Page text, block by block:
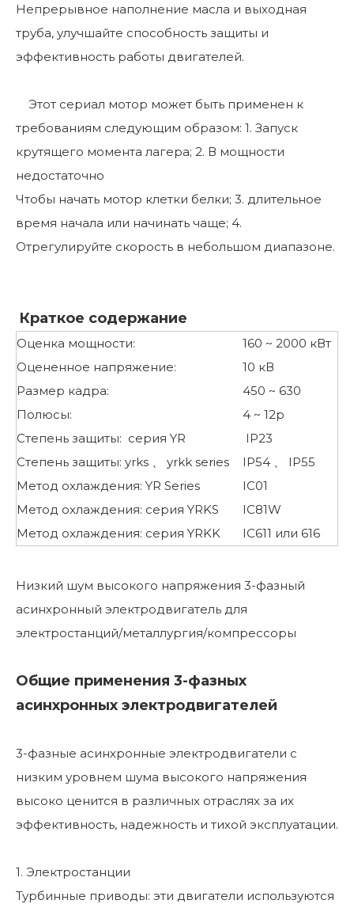
Непрерывное наполнение масла и выходная
труба, улучшайте способность защиты и
эффективность работы двигателей.
Этот сериал мотор может быть применен к
требованиям следующим образом: 1. Запуск
крутящего момента лагера; 2. В мощности
недостаточно
Чтобы начать мотор клетки белки; 3. длительное
время начала или начинать чаще; 4.
Отрегулируйте скорость в небольшом диапазоне.
Краткое содержание
Оценка мощности:
160 ~ 2000 кВт
Оцененное напряжение:
10 кВ
Размер кадра:
450 ~ 630
Полюсы:
4 ~ 12p
Степень защиты: серия YR
IP23
Степень защиты: yrks 、 yrkk series
IP54 、 IP55
Метод охлаждения: YR Series
IC01
Метод охлаждения: серия YRKS
Метод охлаждения: серия YRKK
IC81W
IC611 или 616
Низкий шум высокого напряжения 3-фазный
асинхронный электродвигатель для
электростанций/металлургия/компрессоры
Общие применения 3-фазных
асинхронных электродвигателей
3-фазные асинхронные электродвигатели с
низким уровнем шума высокого напряжения
высоко ценится в различных отраслях за их
эффективность, надежность и тихой эксплуатации.
1. Электростанции
Турбинные приводы: эти двигатели используются